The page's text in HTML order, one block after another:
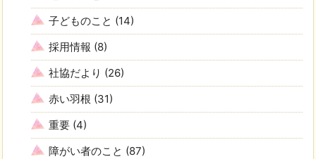
子どものこと (14)
採用情報 (8)
社協だより (26)
赤い羽根 (31)
重要 (4)
障がい者のこと (87)